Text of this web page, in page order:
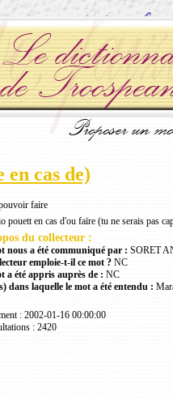
en cas de)
faire
pouett en cas d'ou faïre (tu ne serais pas
du collecteur :
nous a été communiqué par : SORET
emploie-t-il ce mot ?NC
a été appris auprès de : NC
dans laquelle le mot a été entendu :
: 2002-01-16 00:00:00
: 2420